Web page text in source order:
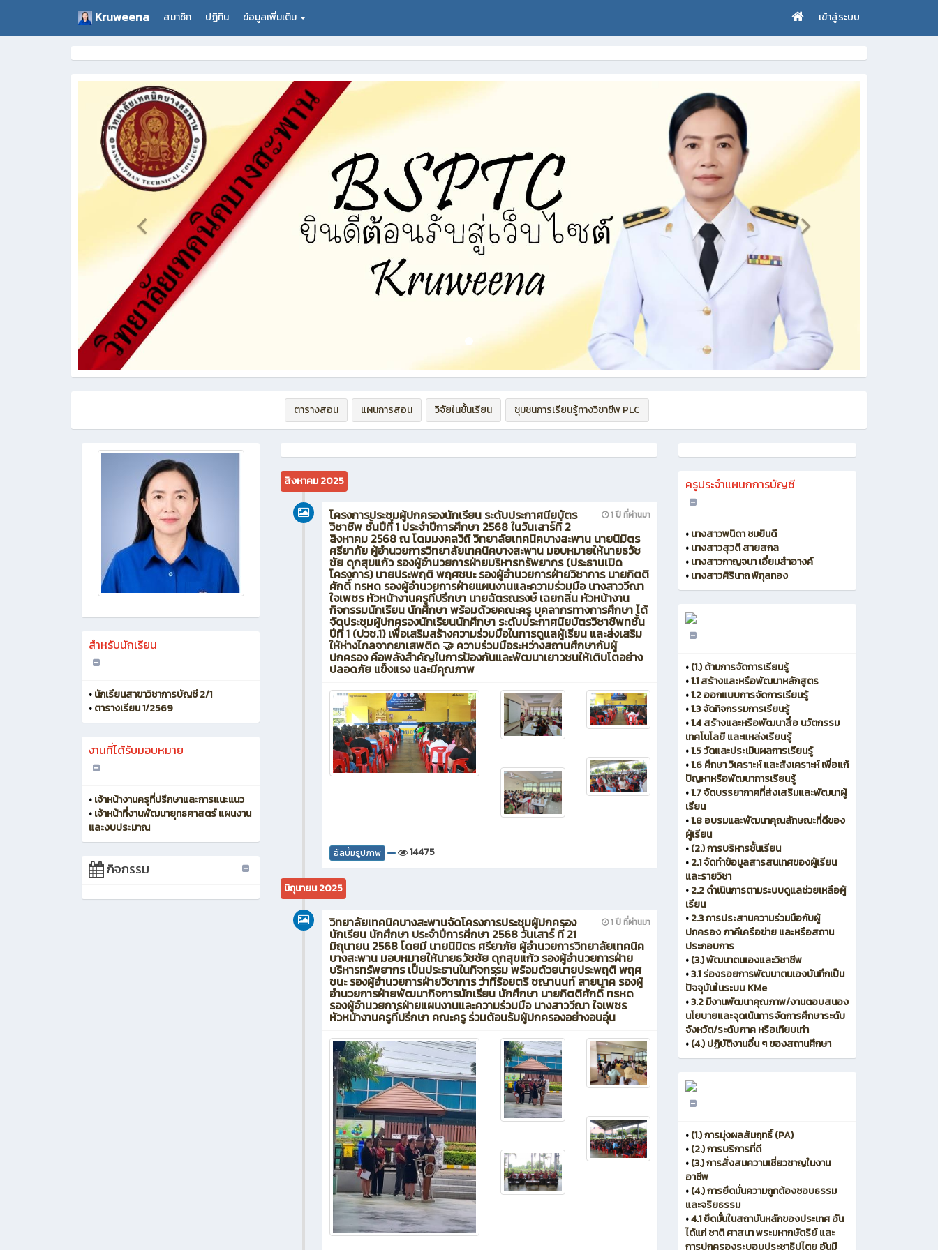
Kruweena สมาชิก ปฏิทิน ข้อมูลเพิ่มเติม เข้าสู่ระบบ
ตารางสอน แผนการสอน วิจัยในชั้นเรียน ชุมชนการเรียนรู้ทางวิชาชีพ PLC
สำหรับนักเรียน
•นักเรียนสาขาวิชาการบัญชี 2/1
•ตารางเรียน 1/2569
งานที่ได้รับมอบหมาย
•เจ้าหน้างานครูที่ปรึกษาและการแนะแนว
•เจ้าหน้าที่งานพัฒนายุทธศาสตร์ แผนงาน
และงบประมาณ
กิจกรรม
สิงหาคม 2025
1 ปี ที่ผ่านมา
โครงการประชุมผู้ปกครองนักเรียน ระดับประกาศนียบัตร
วิชาชีพ ชั้นปีที่ 1 ประจำปีการศึกษา 2568 ในวันเสาร์ที่ 2
สิงหาคม 2568 ณ โดมมงคลวิถี วิทยาลัยเทคนิคบางสะพาน นายนิมิตร
ศรียาภัย ผู้อำนวยการวิทยาลัยเทคนิคบางสะพาน มอบหมายให้นายธวัช
ชัย ดุกสุขแก้ว รองผู้อำนวยการฝ่ายบริหารทรัพยากร (ประธานเปิด
โครงการ) นายประพฤติ พฤศชนะ รองผู้อำนวยการฝ่ายวิชาการ นายกิตติ
ศักดิ์ ทรหด รองผู้อำนวยการฝ่ายแผนงานและความร่วมมือ นางสาววีณา
ใจเพชร หัวหน้างานครูที่ปรึกษา นายฉัตรณรงษ์ เฉยกลิ่น หัวหน้างาน
กิจกรรมนักเรียน นักศึกษา พร้อมด้วยคณะครู บุคลากรทางการศึกษา ได้
จัดประชุมผู้ปกครองนักเรียนนักศึกษา ระดับประกาศนียบัตรวิชาชีพทชั้น
ปีที่ 1 (ปวช.1) เพื่อเสริมสร้างความร่วมมือในการดูแลผู้เรียน และส่งเสริม
ให้ห่างไกลจากยาเสพติด 🤝 ความร่วมมือระหว่างสถานศึกษากับผู้
ปกครอง คือพลังสำคัญในการป้องกันและพัฒนาเยาวชนให้เติบโตอย่าง
ปลอดภัย แข็งแรง และมีคุณภาพ
อัลบั้มรูปภาพ 14475
มิถุนายน 2025
1 ปี ที่ผ่านมา
วิทยาลัยเทคนิคบางสะพานจัดโครงการประชุมผู้ปกครอง
นักเรียน นักศึกษา ประจำปีการศึกษา 2568 วันเสาร์ ที่ 21
มิถุนายน 2568 โดยมี นายนิมิตร ศรียาภัย ผู้อำนวยการวิทยาลัยเทคนิค
บางสะพาน มอบหมายให้นายธวัชชัย ดุกสุขแก้ว รองผู้อำนวยการฝ่าย
บริหารทรัพยากร เป็นประธานในกิจกรรม พร้อมด้วยนายประพฤติ พฤศ
ชนะ รองผู้อำนวยการฝ่ายวิชาการ ว่าที่ร้อยตรี ชญานนท์ สายนาค รองผู้
อำนวยการฝ่ายพัฒนากิจการนักเรียน นักศึกษา นายกิตติศักดิ์ ทรหด
รองผู้อำนวยการฝ่ายแผนงานและความร่วมมือ นางสาววีณา ใจเพชร
หัวหน้างานครูที่ปรึกษา คณะครู ร่วมต้อนรับผู้ปกครองอย่างอบอุ่น
ครูประจำแผนกการบัญชี
•นางสาวพนิดา ชมยินดี
•นางสาวสุวดี สายสกล
•นางสาวกาญจนา เอี่ยมสำอางค์
•นางสาวศิรินาถ พิกุลทอง
•(1.) ด้านการจัดการเรียนรู้
•1.1 สร้างและหรือพัฒนาหลักสูตร
•1.2 ออกแบบการจัดการเรียนรู้
•1.3 จัดกิจกรรมการเรียนรู้
•1.4 สร้างและหรือพัฒนาสื่อ นวัตกรรม
เทคโนโลยี และแหล่งเรียนรู้
•1.5 วัดและประเมินผลการเรียนรู้
•1.6 ศึกษา วิเคราะห์ และสังเคราะห์ เพื่อแก้
ปัญหาหรือพัฒนาการเรียนรู้
•1.7 จัดบรรยากาศที่ส่งเสริมและพัฒนาผู้
เรียน
•1.8 อบรมและพัฒนาคุณลักษณะที่ดีของ
ผู้เรียน
•(2.) การบริหารชั้นเรียน
•2.1 จัดทำข้อมูลสารสนเทศของผู้เรียน
และรายวิชา
•2.2 ดำเนินการตามระบบดูแลช่วยเหลือผู้
เรียน
•2.3 การประสานความร่วมมือกับผู้
ปกครอง ภาคีเครือข่าย และหรือสถาน
ประกอบการ
•(3.) พัฒนาตนเองและวิชาชีพ
•3.1 ร่องรอยการพัฒนาตนเองบันทึกเป็น
ปัจจุบันในระบบ KMe
•3.2 มีงานพัฒนาคุณภาพ/งานตอบสนอง
นโยบายและจุดเน้นการจัดการศึกษาระดับ
จังหวัด/ระดับภาค หรือเทียบเท่า
•(4.) ปฏิบัติงานอื่น ๆ ของสถานศึกษา
•(1.) การมุ่งผลสัมฤทธิ์ (PA)
•(2.) การบริการที่ดี
•(3.) การสั่งสมความเชี่ยวชาญในงาน
อาชีพ
•(4.) การยึดมั่นความถูกต้องชอบธรรม
และจริยธรรม
•4.1 ยึดมั่นในสถาบันหลักของประเทศ อัน
ได้แก่ ชาติ ศาสนา พระมหากษัตริย์ และ
การปกครองระบอบประชาธิปไตย อันมี